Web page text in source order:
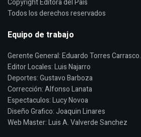
Copyright Editora del País
Todos los derechos reservados
Equipo de trabajo
Gerente General: Eduardo Torres Carrasco.
Editor Locales: Luis Najarro
Deportes: Gustavo Barboza
Corrección: Alfonso Lanata
Espectaculos: Lucy Novoa
Diseño Grafico: Joaquin Linares
Web Master: Luis A. Valverde Sanchez